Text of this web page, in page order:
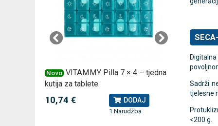
Sadrži
tjelesne
<200 g.
Novo VITAMMY Pilla 7 × 4 – tjedna
kutija za tablete
10,74 € DODAJ
1 Narudžba
Novo
za
107,50 €